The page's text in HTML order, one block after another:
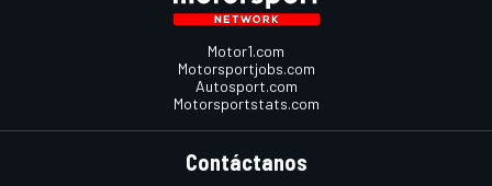
Motor1.com
Motorsportjobs.com
Autosport.com
Motorsportstats.com
Contáctanos